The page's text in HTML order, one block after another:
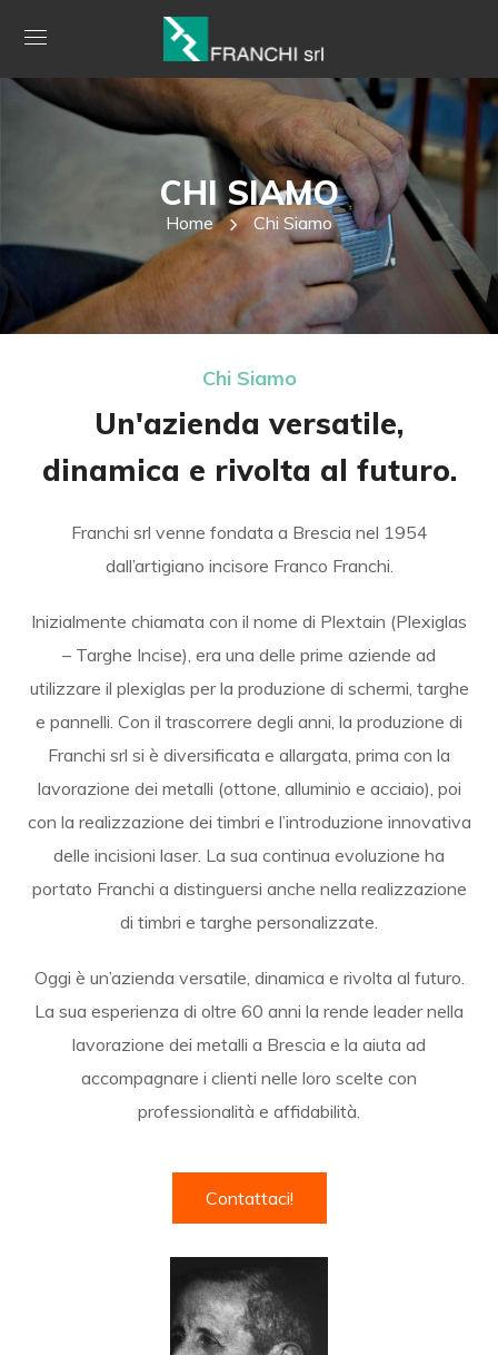
CHI SIAMO
Home Chi Siamo
Chi Siamo
Un'azienda versatile,
dinamica e rivolta al futuro.
Franchi srl venne fondata a Brescia nel 1954
dall’artigiano incisore Franco Franchi.
Inizialmente chiamata con il nome di Plextain (Plexiglas
– Targhe Incise), era una delle prime aziende ad
utilizzare il plexiglas per la produzione di schermi, targhe
e pannelli. Con il trascorrere degli anni, la produzione di
Franchi srl si è diversificata e allargata, prima con la
lavorazione dei metalli (ottone, alluminio e acciaio), poi
con la realizzazione dei timbri e l’introduzione innovativa
delle incisioni laser. La sua continua evoluzione ha
portato Franchi a distinguersi anche nella realizzazione
di timbri e targhe personalizzate.
Oggi è un’azienda versatile, dinamica e rivolta al futuro.
La sua esperienza di oltre 60 anni la rende leader nella
lavorazione dei metalli a Brescia e la aiuta ad
accompagnare i clienti nelle loro scelte con
professionalità e affidabilità.
Contattaci!